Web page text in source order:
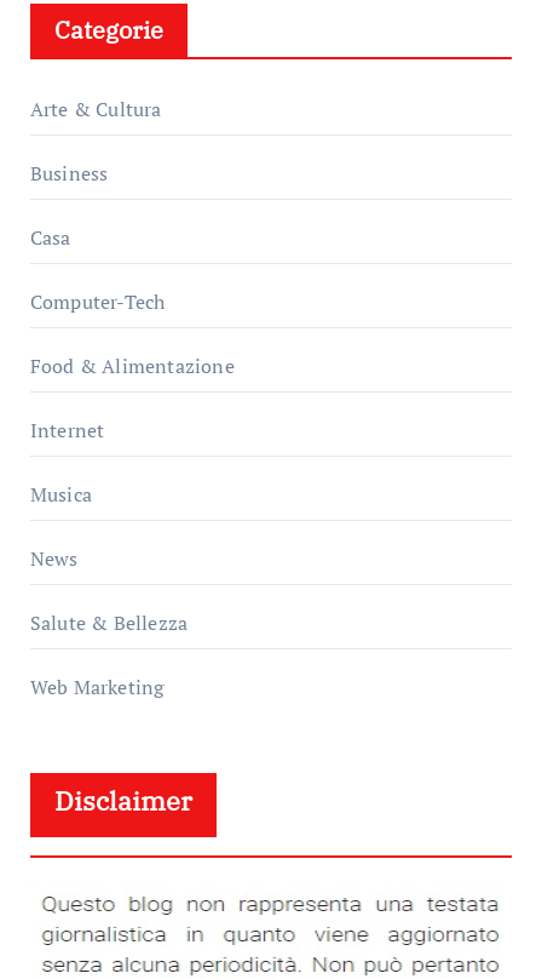
Categorie
Arte & Cultura
Business
Casa
Computer-Tech
Food & Alimentazione
Internet
Musica
News
Salute & Bellezza
Web Marketing
Disclaimer